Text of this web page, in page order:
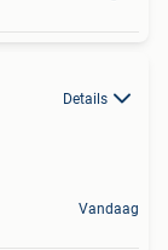
Details
Vandaag